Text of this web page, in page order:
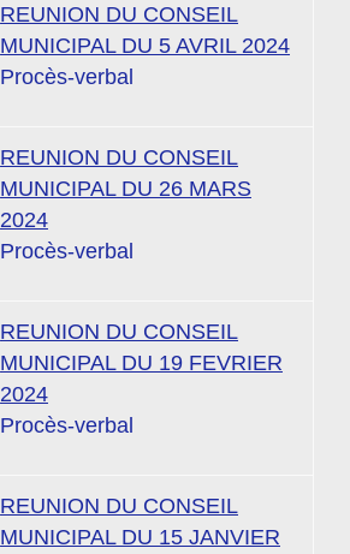
REUNION DU CONSEIL
MUNICIPAL DU 5 AVRIL 2024
Procès-verbal
REUNION DU CONSEIL
MUNICIPAL DU 26 MARS
2024
Procès-verbal
REUNION DU CONSEIL
MUNICIPAL DU 19 FEVRIER
2024
Procès-verbal
REUNION DU CONSEIL
MUNICIPAL DU 15 JANVIER